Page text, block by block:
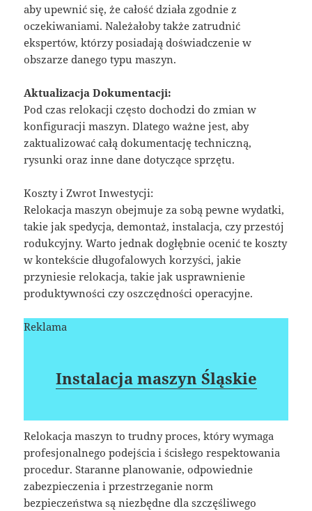
aby upewnić się, że całość działa zgodnie z
oczekiwaniami. Należałoby także zatrudnić
ekspertów, którzy posiadają doświadczenie w
obszarze danego typu maszyn.
Aktualizacja Dokumentacji:
Pod czas relokacji często dochodzi do zmian w
konfiguracji maszyn. Dlatego ważne jest, aby
zaktualizować całą dokumentację techniczną,
rysunki oraz inne dane dotyczące sprzętu.
Koszty i Zwrot Inwestycji:
Relokacja maszyn obejmuje za sobą pewne wydatki,
takie jak spedycja, demontaż, instalacja, czy przestój
rodukcyjny. Warto jednak dogłębnie ocenić te koszty
w kontekście długofalowych korzyści, jakie
przyniesie relokacja, takie jak usprawnienie
produktywności czy oszczędności operacyjne.
Reklama
Instalacja maszyn Śląskie
Relokacja maszyn to trudny proces, który wymaga
profesjonalnego podejścia i ścisłego respektowania
procedur. Staranne planowanie, odpowiednie
zabezpieczenia i przestrzeganie norm
bezpieczeństwa są niezbędne dla szczęśliwego